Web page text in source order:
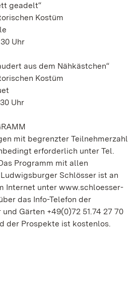
geadelt“
Kostüm
Uhr
aus dem Nähkästchen“
Kostüm
Uhr
mit begrenzter Teilnehmerzahl
erforderlich unter Tel.
Programm mit allen
Schlösser ist an
Internet unter www.schloesser-
das Info-Telefon der
Gärten +49(0)72 51.74 27 70
der Prospekte ist kostenlos.